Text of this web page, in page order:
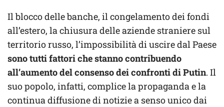
Il blocco delle banche, il congelamento dei fondi
all’estero, la chiusura delle aziende straniere sul
territorio russo, l’impossibilità di uscire dal Paese
sono tutti fattori che stanno contribuendo
all’aumento del consenso dei confronti di Putin. Il
suo popolo, infatti, complice la propaganda e la
continua diffusione di notizie a senso unico dai